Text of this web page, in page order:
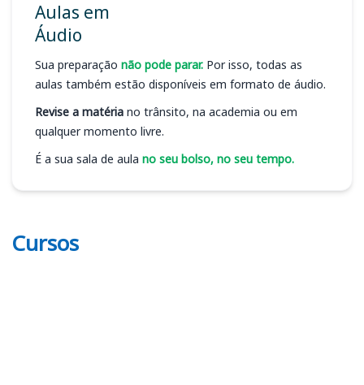
Aulas em
Áudio
Sua preparação não pode parar. Por isso, todas as
aulas também estão disponíveis em formato de áudio.
Revise a matéria no trânsito, na academia ou em
qualquer momento livre.
É a sua sala de aula no seu bolso, no seu tempo.
Cursos